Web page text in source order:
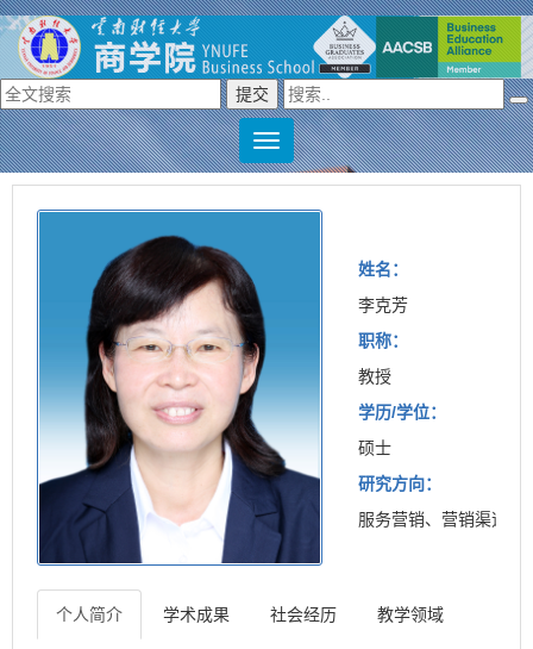
姓名：
李克芳
职称：
教授
学历/学位：
硕士
研究方向：
服务营销、营销渠道、
个人简介 学术成果 社会经历 教学领域